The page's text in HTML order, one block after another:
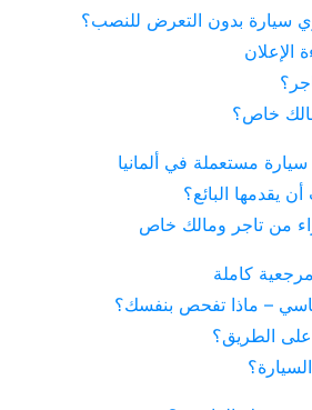
سيارة بدون التعرض للنصب؟
الإعلان
خاص؟
مستعملة في ألمانيا
يقدمها البائع؟
من تاجر ومالك خاص
كاملة
– ماذا تفحص بنفسك؟
على الطريق؟